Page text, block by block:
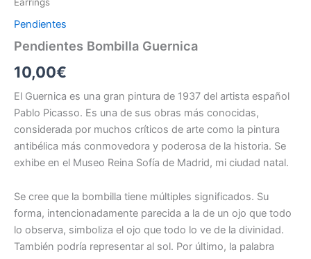
Earrings
Pendientes
Pendientes Bombilla Guernica
10,00€
El Guernica es una gran pintura de 1937 del artista español
Pablo Picasso. Es una de sus obras más conocidas,
considerada por muchos críticos de arte como la pintura
antibélica más conmovedora y poderosa de la historia. Se
exhibe en el Museo Reina Sofía de Madrid, mi ciudad natal.
Se cree que la bombilla tiene múltiples significados. Su
forma, intencionadamente parecida a la de un ojo que todo
lo observa, simboliza el ojo que todo lo ve de la divinidad.
También podría representar al sol. Por último, la palabra